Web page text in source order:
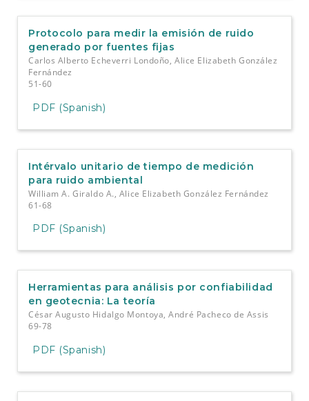
Protocolo para medir la emisión de ruido
generado por fuentes fijas
Carlos Alberto Echeverri Londoño, Alice Elizabeth González
Fernández
51-60
PDF (Spanish)
Intérvalo unitario de tiempo de medición
para ruido ambiental
William A. Giraldo A., Alice Elizabeth González Fernández
61-68
PDF (Spanish)
Herramientas para análisis por confiabilidad
en geotecnia: La teoría
César Augusto Hidalgo Montoya, André Pacheco de Assis
69-78
PDF (Spanish)